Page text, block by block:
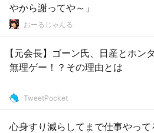
やから謝ってや～」
おーるじゃんる
【元会長】ゴーン氏、日産とホン
無理ゲー！？その理由とは
TweetPocket
心身すり減らしてまで仕事やって